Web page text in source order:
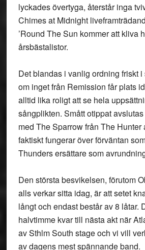
lyckades övertyga, återstår inga
Chimes at Midnight
’Round The Sun kommer att kliva
årsbästalistor.
Det blandas i vanlig ordning friskt
om inget från Remission får plats
alltid lika roligt att se hela
sångplikten. Smått otippat
med The Sparrow från The Hunter
faktiskt fungerar över förväntan
Thunders ersättare som
Den största besvikelsen, förutom
alls verkar sitta idag, är att setet
långt och endast består av 8 låtar.
halvtimme kvar till nästa akt när
av Sthlm South stage och vi vill
av dagens mest spännande band.